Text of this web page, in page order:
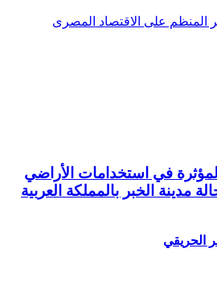
المنظم على الاقتصاد المصرى
المؤثرة في استخدامات الأراضي
مدينة الخبر بالمملكة العربية
الحريقي